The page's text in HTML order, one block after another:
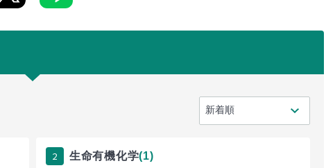
2 生命有機化学(1)